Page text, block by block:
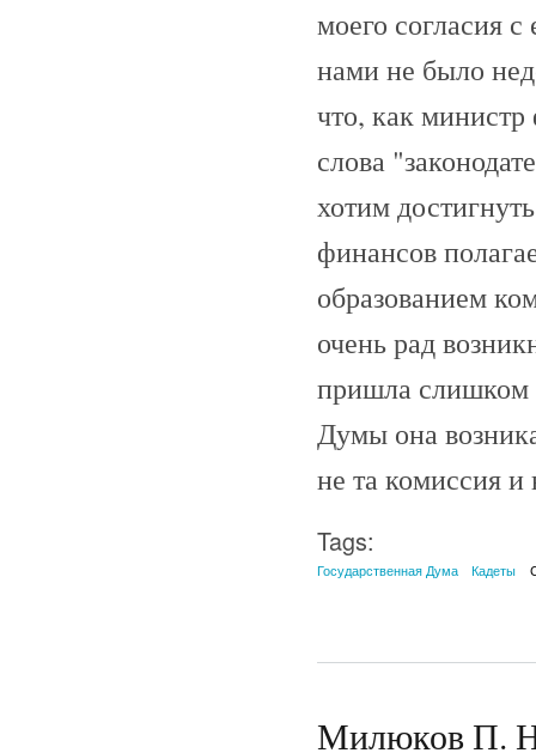
моего согласия
нами не было
что, как
слова
хотим
финансов
образованием
очень рад
пришла слишком
Думы она
не та комиссия
Tags:
Государственная Дума Кадеты
Милюков П.